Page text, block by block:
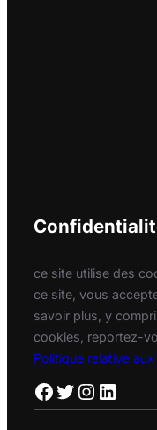
ce site utilise des
ce site, vous
savoir plus, y
cookies, reportez-
Politique relative
Facebook Twitter Instagram LinkedIn